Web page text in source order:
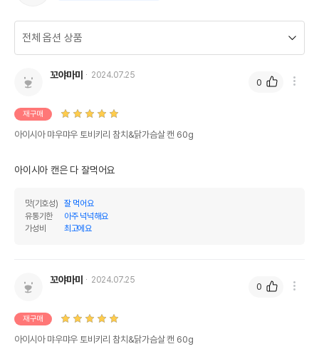
꼬야마미 2024.07.25
재구매
아이시아 먀우먀우 토비키리 참치&닭가슴살 캔 60g
아이시아 캔은 다 잘먹어요
맛(기호성)
잘 먹어요
유통기한
아주 넉넉해요
가성비
최고에요
0
꼬야마미 2024.07.25
재구매
아이시아 먀우먀우 토비키리 참치&닭가슴살 캔 60g
0